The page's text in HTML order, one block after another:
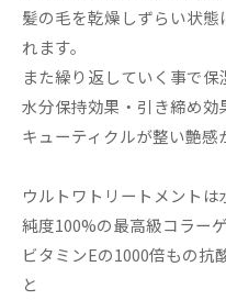
髪の毛を乾燥しずらい状態
れます。
また繰り返していく事で保
水分保持効果・引き締め効
キューティクルが整い艶感
ウルトワトリートメントは
純度100%の最高級コラーゲ
ビタミンEの1000倍もの抗
と